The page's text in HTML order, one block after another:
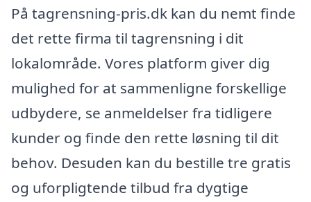
På tagrensning-pris.dk kan du nemt finde
det rette firma til tagrensning i dit
lokalområde. Vores platform giver dig
mulighed for at sammenligne forskellige
udbydere, se anmeldelser fra tidligere
kunder og finde den rette løsning til dit
behov. Desuden kan du bestille tre gratis
og uforpligtende tilbud fra dygtige